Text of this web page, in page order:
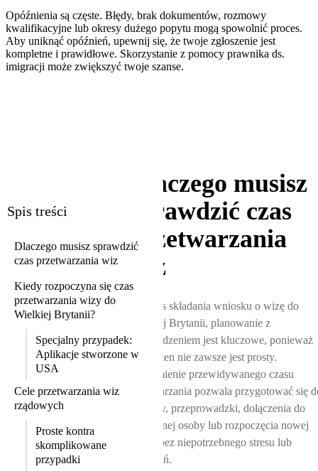
Opóźnienia są częste. Błędy, brak dokumentów, rozmowy
kwalifikacyjne lub okresy dużego popytu mogą spowolnić proces.
Aby uniknąć opóźnień, upewnij się, że twoje zgłoszenie jest
kompletne i prawidłowe. Skorzystanie z pomocy prawnika ds.
imigracji może zwiększyć twoje szanse.
Spis treści
Dlaczego musisz sprawdzić
czas przetwarzania wiz
Kiedy rozpoczyna się czas
przetwarzania wizy do
Wielkiej Brytanii?
Specjalny przypadek:
Aplikacje stworzone w
USA
Cele przetwarzania wiz
rządowych
Proste kontra
skomplikowane
przypadki
Dlaczego musisz
sprawdzić czas
przetwarzania
wiz
Podczas składania wniosku o wizę do
Wielkiej Brytanii, planowanie z
wyprzedzeniem jest kluczowe, ponieważ
proces ten nie zawsze jest prosty.
Zrozumienie przewidywanego czasu
przetwarzania pozwala przygotować się
podróży, przeprowadzki, dołączenia do
ukochanej osoby lub rozpoczęcia nowej
pracy, bez niepotrzebnego stresu lub
zakłóceń.